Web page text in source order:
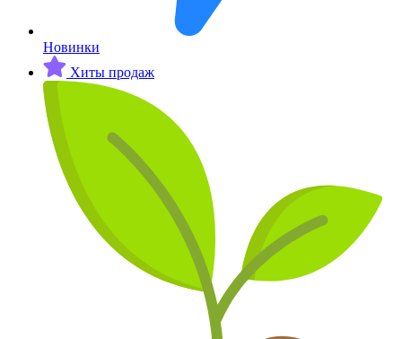
Новинки
Хиты продаж